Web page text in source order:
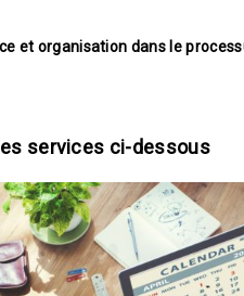
et organisation dans le
services ci-dessous